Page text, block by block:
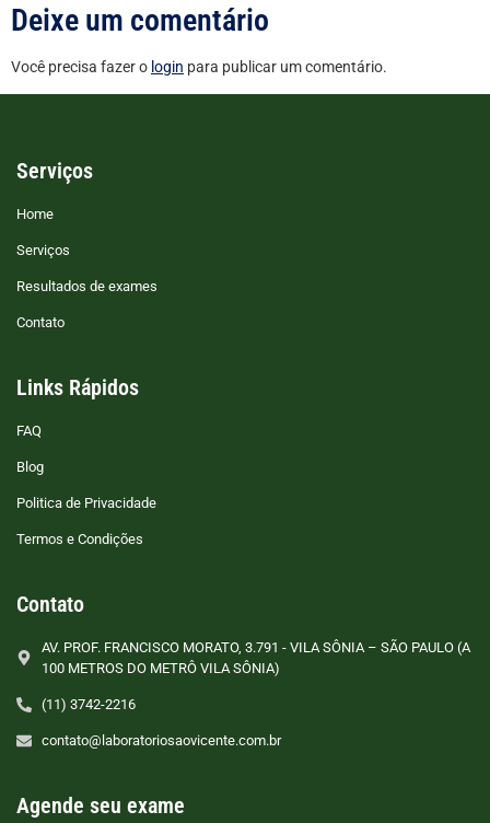
Deixe um comentário
Você precisa fazer o login para publicar um comentário.
Serviços
Home
Serviços
Resultados de exames
Contato
Links Rápidos
FAQ
Blog
Politica de Privacidade
Termos e Condições
Contato
AV. PROF. FRANCISCO MORATO, 3.791 - VILA SÔNIA – SÃO PAULO (A
100 METROS DO METRÔ VILA SÔNIA)
(11) 3742-2216
contato@laboratoriosaovicente.com.br
Agende seu exame